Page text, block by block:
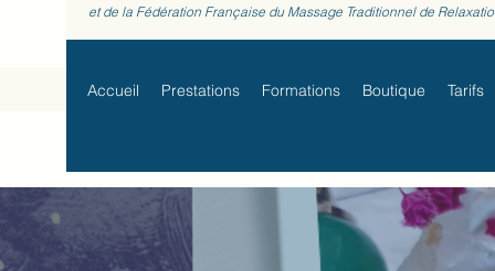
et de la Fédération Française du Massage Traditionnel de
Accueil Prestations Formations Boutique Tarifs